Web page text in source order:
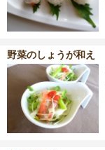
野菜のしょうが和え